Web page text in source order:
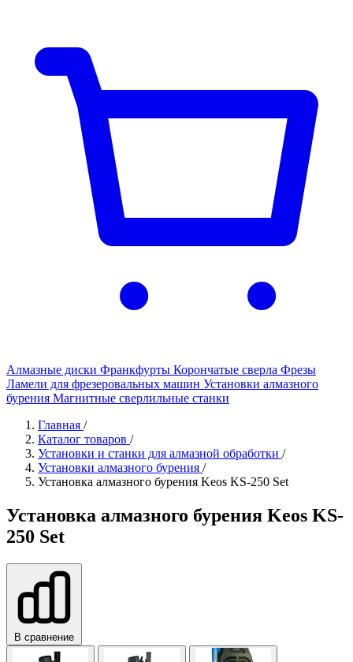
Алмазные диски Франкфурты Корончатые сверла Фрезы
Ламели для фрезеровальных машин Установки алмазного
бурения Магнитные сверлильные станки
Главная /
Каталог товаров /
Установки и станки для алмазной обработки /
Установки алмазного бурения /
Установка алмазного бурения Keos KS-250 Set
Установка алмазного бурения Keos KS-
250 Set
В сравнение